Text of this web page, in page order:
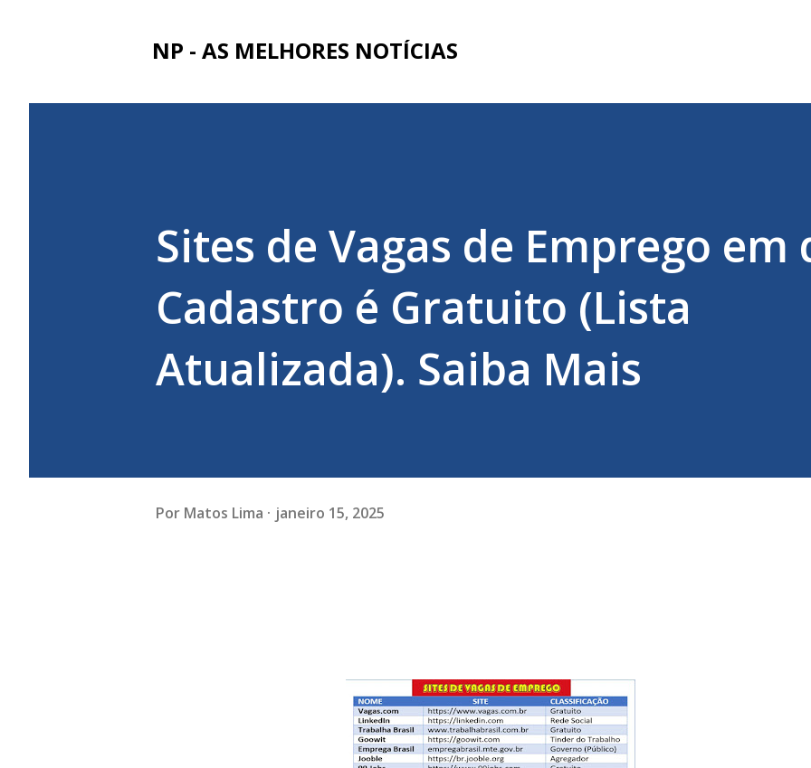
NP - AS MELHORES NOTÍCIAS
Sites de Vagas de Emprego em
Cadastro é Gratuito (Lista
Atualizada). Saiba Mais
Por Matos Lima janeiro 15, 2025